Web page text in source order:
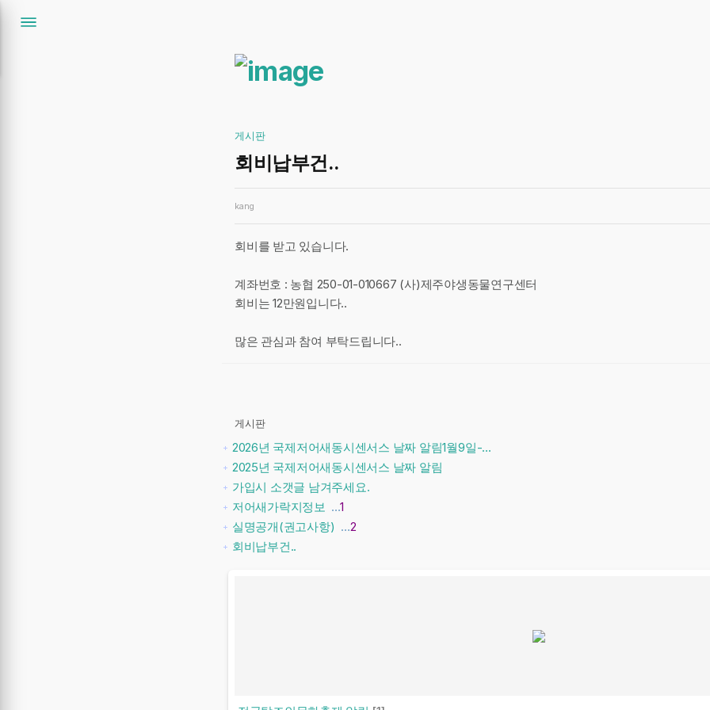
게시판
회비납부건..
kang
회비를 받고 있습니다.
계좌번호 : 농협 250-01-010667 (사)제주야생동물연구센터
회비는 12만원입니다..
많은 관심과 참여 부탁드립니다..
게시판
2026년 국제저어새동시센서스 날짜 알림1월9일-...
2025년 국제저어새동시센서스 날짜 알림
가입시 소갯글 남겨주세요.
저어새가락지정보 …1
실명공개(권고사항) …2
회비납부건..